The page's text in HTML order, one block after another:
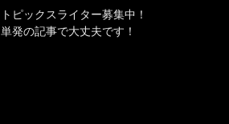
トピックスライター募集中！
単発の記事で大丈夫です！